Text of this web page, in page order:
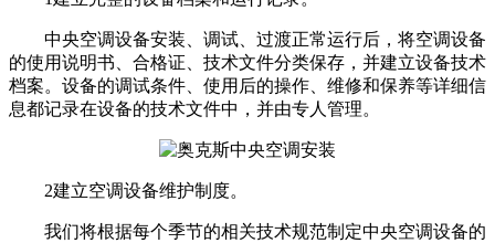
中央空调设备安装、调试、过渡正常运行后，将空调设备
的使用说明书、合格证、技术文件分类保存，并建立设备技术
档案。设备的调试条件、使用后的操作、维修和保养等详细信
息都记录在设备的技术文件中，并由专人管理。
2建立空调设备维护制度。
我们将根据每个季节的相关技术规范制定中央空调设备的